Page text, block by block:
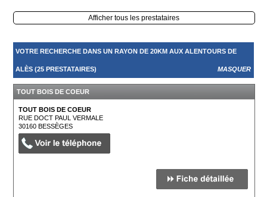
Afficher tous les prestataires
VOTRE RECHERCHE DANS UN RAYON DE 20KM AUX ALENTOURS DE
ALÈS (25 PRESTATAIRES) MASQUER
TOUT BOIS DE COEUR
TOUT BOIS DE COEUR
RUE DOCT PAUL VERMALE
30160BESSÈGES